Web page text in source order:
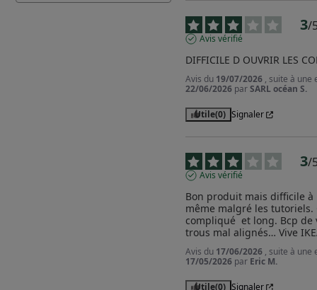
3/
Avis vérifié
DIFFICILE D OUVRIR LES
Avis du 19/07/2026 , suite à une
22/06/2026 parSARL océan S.
Utile(0) Signaler
3/
Avis vérifié
Bon produit mais difficile à
même malgré les tutoriels.
compliqué  et long. Bcp
trous mal alignés… Vive
Avis du 17/06/2026 , suite à une
17/05/2026 par Eric M.
Utile(0) Signaler